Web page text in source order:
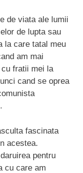
de viata ale lumii
de lupta sau
la care tatal meu
am mai
fratii mei la
cand se oprea
fascinata
acestea.
pentru
cu care am